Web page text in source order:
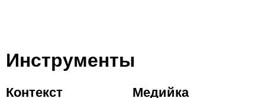
Инструменты
Контекст Медийка